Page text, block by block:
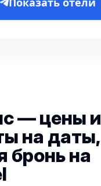
— цены и
на даты,
бронь на